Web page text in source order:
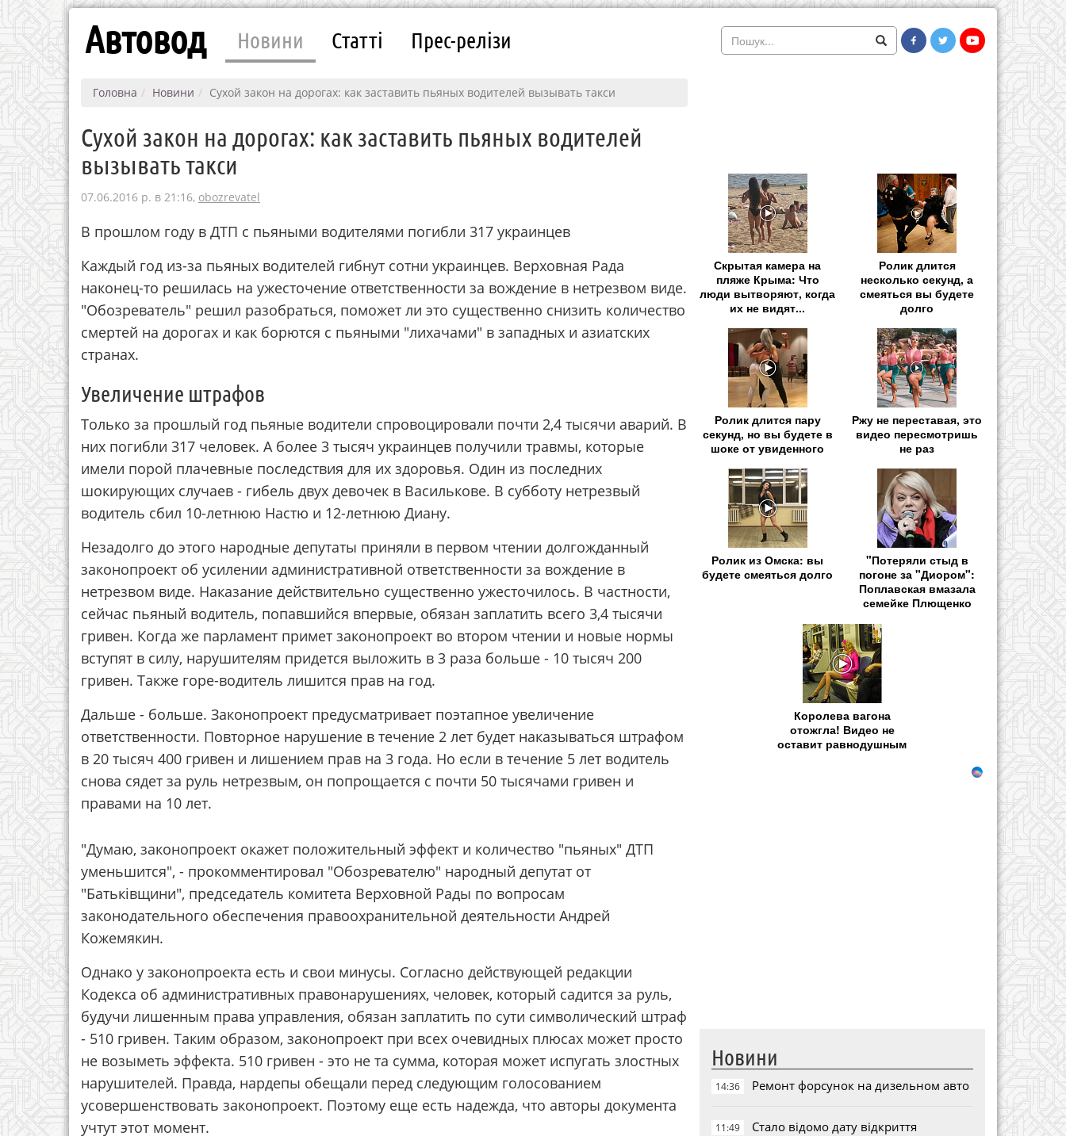
Автовод Новини Статті Прес-релізи
Головна Новини Сухой закон на дорогах: как заставить пьяных водителей вызывать такси
Сухой закон на дорогах: как заставить пьяных водителей
вызывать такси
07.06.2016 р. в 21:16, obozrevatel
В прошлом году в ДТП с пьяными водителями погибли 317 украинцев
Каждый год из-за пьяных водителей гибнут сотни украинцев. Верховная Рада
наконец-то решилась на ужесточение ответственности за вождение в нетрезвом виде.
"Обозреватель" решил разобраться, поможет ли это существенно снизить количество
смертей на дорогах и как борются с пьяными "лихачами" в западных и азиатских
странах.
Увеличение штрафов
Только за прошлый год пьяные водители спровоцировали почти 2,4 тысячи аварий. В
них погибли 317 человек. А более 3 тысяч украинцев получили травмы, которые
имели порой плачевные последствия для их здоровья. Один из последних
шокирующих случаев - гибель двух девочек в Василькове. В субботу нетрезвый
водитель сбил 10-летнюю Настю и 12-летнюю Диану.
Незадолго до этого народные депутаты приняли в первом чтении долгожданный
законопроект об усилении административной ответственности за вождение в
нетрезвом виде. Наказание действительно существенно ужесточилось. В частности,
сейчас пьяный водитель, попавшийся впервые, обязан заплатить всего 3,4 тысячи
гривен. Когда же парламент примет законопроект во втором чтении и новые нормы
вступят в силу, нарушителям придется выложить в 3 раза больше - 10 тысяч 200
гривен. Также горе-водитель лишится прав на год.
Дальше - больше. Законопроект предусматривает поэтапное увеличение
ответственности. Повторное нарушение в течение 2 лет будет наказываться штрафом
в 20 тысяч 400 гривен и лишением прав на 3 года. Но если в течение 5 лет водитель
снова сядет за руль нетрезвым, он попрощается с почти 50 тысячами гривен и
правами на 10 лет.
"Думаю, законопроект окажет положительный эффект и количество "пьяных" ДТП
уменьшится", - прокомментировал "Обозревателю" народный депутат от
"Батьківщини", председатель комитета Верховной Рады по вопросам
законодательного обеспечения правоохранительной деятельности Андрей
Кожемякин.
Однако у законопроекта есть и свои минусы. Согласно действующей редакции
Кодекса об административных правонарушениях, человек, который садится за руль,
будучи лишенным права управления, обязан заплатить по сути символический штраф
- 510 гривен. Таким образом, законопроект при всех очевидных плюсах может просто
не возыметь эффекта. 510 гривен - это не та сумма, которая может испугать злостных
нарушителей. Правда, нардепы обещали перед следующим голосованием
усовершенствовать законопроект. Поэтому еще есть надежда, что авторы документа
учтут этот момент.
Скрытая камера на
пляже Крыма: Что
люди вытворяют, когда
их не видят...
Ролик длится
несколько секунд, а
смеяться вы будете
долго
Ролик длится пару
секунд, но вы будете в
шоке от увиденного
Ржу не переставая, это
видео пересмотришь
не раз
Ролик из Омска: вы
будете смеяться долго
"Потеряли стыд в
погоне за "Диором":
Поплавская вмазала
семейке Плющенко
Королева вагона
отожгла! Видео не
оставит равнодушным
Новини
14:36 Ремонт форсунок на дизельном авто
11:49
Стало відомо дату відкриття